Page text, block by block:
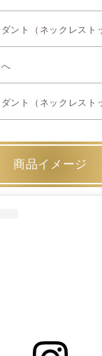
ント（ネックレスト
ント（ネックレスト
商品イメージ